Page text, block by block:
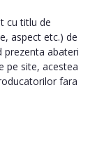
cu titlu de
aspect etc.) de
prezenta abateri
pe site, acestea
fara